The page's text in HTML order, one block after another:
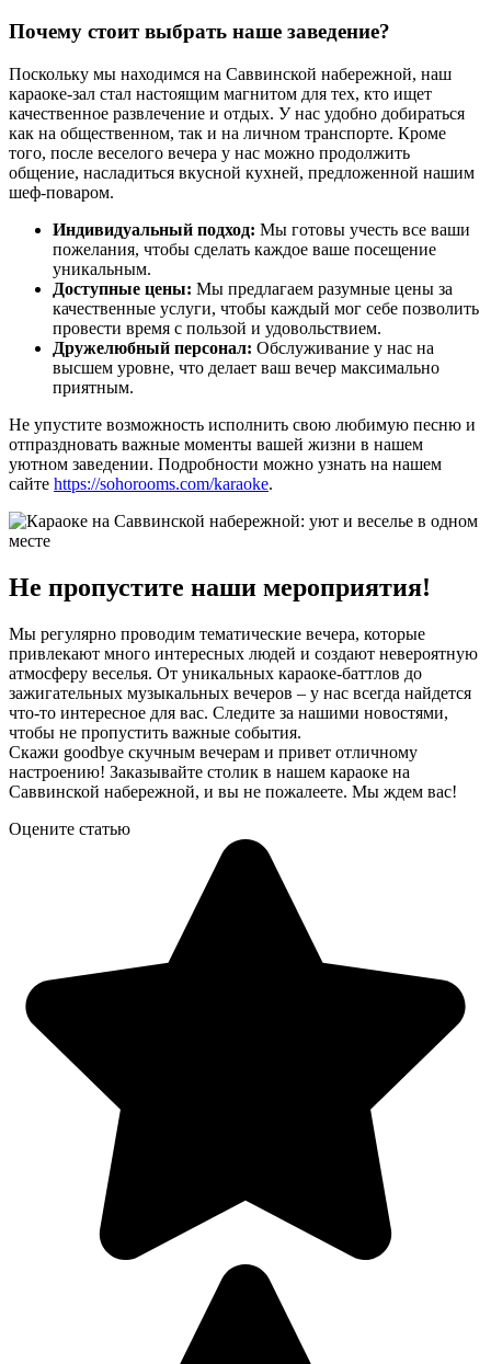
Почему стоит выбрать наше заведение?
Поскольку мы находимся на Саввинской набережной, наш
караоке-зал стал настоящим магнитом для тех, кто ищет
качественное развлечение и отдых. У нас удобно добираться
как на общественном, так и на личном транспорте. Кроме
того, после веселого вечера у нас можно продолжить
общение, насладиться вкусной кухней, предложенной нашим
шеф-поваром.
Индивидуальный подход: Мы готовы учесть все ваши
пожелания, чтобы сделать каждое ваше посещение
уникальным.
Доступные цены: Мы предлагаем разумные цены за
качественные услуги, чтобы каждый мог себе позволить
провести время с пользой и удовольствием.
Дружелюбный персонал: Обслуживание у нас на
высшем уровне, что делает ваш вечер максимально
приятным.
Не упустите возможность исполнить свою любимую песню и
отпраздновать важные моменты вашей жизни в нашем
уютном заведении. Подробности можно узнать на нашем
сайте https://sohorooms.com/karaoke.
Не пропустите наши мероприятия!
Мы регулярно проводим тематические вечера, которые
привлекают много интересных людей и создают невероятную
атмосферу веселья. От уникальных караоке-баттлов до
зажигательных музыкальных вечеров – у нас всегда найдется
что-то интересное для вас. Следите за нашими новостями,
чтобы не пропустить важные события.
Скажи goodbye скучным вечерам и привет отличному
настроению! Заказывайте столик в нашем караоке на
Саввинской набережной, и вы не пожалеете. Мы ждем вас!
Оцените статью